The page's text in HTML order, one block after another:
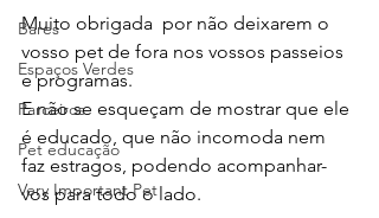
Bares
Espaços Verdes
Parceiros
Pet educação
Very Important Pet
Muito obrigada  por não deixarem o
vosso pet de fora nos vossos passeios
e programas.
E não se esqueçam de mostrar que ele
é educado, que não incomoda nem
faz estragos, podendo acompanhar-
vos para todo o lado.